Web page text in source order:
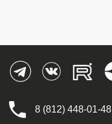
8 (812) 448-01-48